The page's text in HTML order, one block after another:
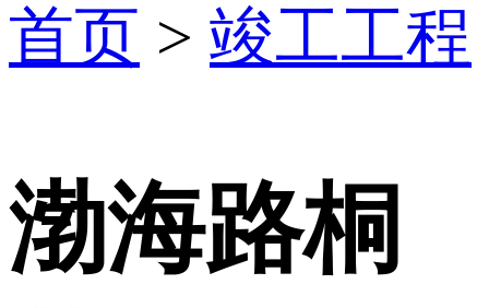
首页 > 竣工工程
渤海路桐